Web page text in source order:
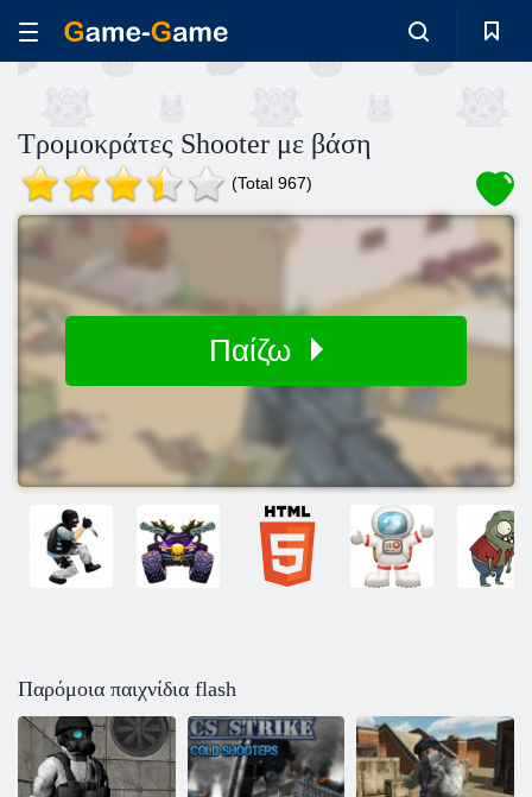
Τρομοκράτες Shooter με βάση
(Total 967)
Παίζω
Παρόμοια παιχνίδια flash